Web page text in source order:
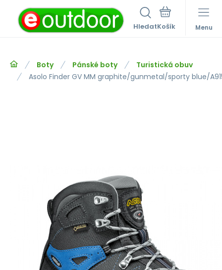
Hledat Menu
Boty Pánské boty
Turistická obuv
Asolo Finder GV MM graphite/gunmetal/sporty blue/